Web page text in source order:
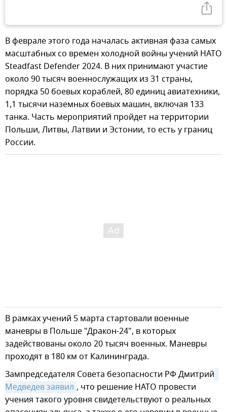
В феврале этого года началась активная фаза самых
масштабных со времен холодной войны учений НАТО
Steadfast Defender 2024. В них принимают участие
около 90 тысяч военнослужащих из 31 страны,
порядка 50 боевых кораблей, 80 единиц авиатехники,
1,1 тысячи наземных боевых машин, включая 133
танка. Часть мероприятий пройдет на территории
Польши, Литвы, Латвии и Эстонии, то есть у границ
России.
В рамках учений 5 марта стартовали военные
маневры в Польше "Дракон-24", в которых
задействованы около 20 тысяч военных. Маневры
проходят в 180 км от Калининграда.
Зампредседателя Совета безопасности РФ Дмитрий
Медведев заявил , что решение НАТО провести
учения такого уровня свидетельствуют о реальных